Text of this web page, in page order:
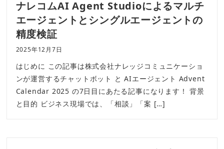
ナレコムAI Agent Studioによるマルチ
エージェントとシングルエージェントの
精度検証
2025年12月7日
はじめに この記事は株式会社ナレッジコミュニケーショ
ンが運営するチャットボット と AIエージェント Advent
Calendar 2025 の7日目にあたる記事になります！ 背景
と目的 ビジネス現場では、「相談」「案 […]